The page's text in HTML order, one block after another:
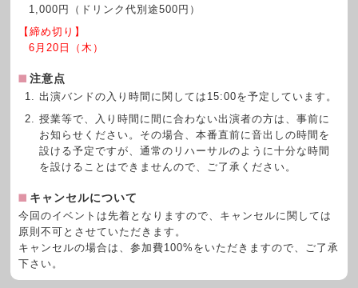
1,000円（ドリンク代別途500円）
【締め切り】
6月20日（木）
注意点
出演バンドの入り時間に関しては15:00を予定しています。
授業等で、入り時間に間に合わない出演者の方は、事前に
お知らせください。その場合、本番直前に音出しの時間を
設ける予定ですが、通常のリハーサルのように十分な時間
を設けることはできませんので、ご了承ください。
キャンセルについて
今回のイベントは先着となりますので、キャンセルに関しては
原則不可とさせていただきます。
キャンセルの場合は、参加費100%をいただきますので、ご了承
下さい。